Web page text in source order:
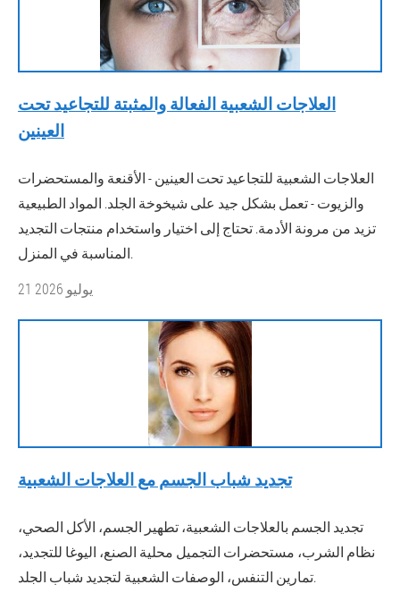
العلاجات الشعبية الفعالة والمثبتة للتجاعيد تحت
العينين
العلاجات الشعبية للتجاعيد تحت العينين - الأقنعة والمستحضرات
والزيوت - تعمل بشكل جيد على شيخوخة الجلد. المواد الطبيعية
تزيد من مرونة الأدمة. تحتاج إلى اختيار واستخدام منتجات التجديد
المناسبة في المنزل.
21 يوليو 2026
تجديد شباب الجسم مع العلاجات الشعبية
تجديد الجسم بالعلاجات الشعبية، تطهير الجسم، الأكل الصحي،
نظام الشرب، مستحضرات التجميل محلية الصنع، اليوغا للتجديد،
تمارين التنفس، الوصفات الشعبية لتجديد شباب الجلد.